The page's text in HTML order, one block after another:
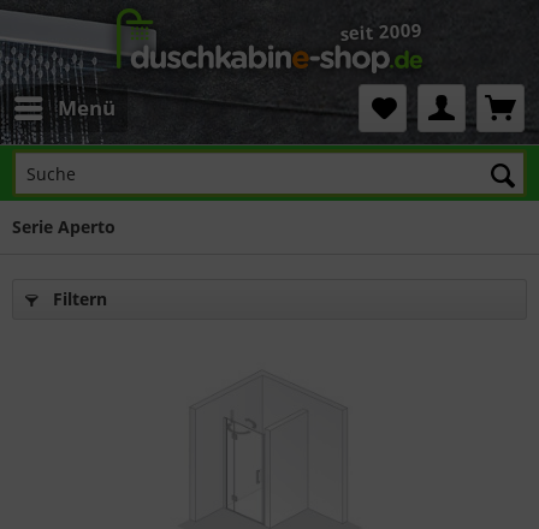
Menü
Serie Aperto
Filtern